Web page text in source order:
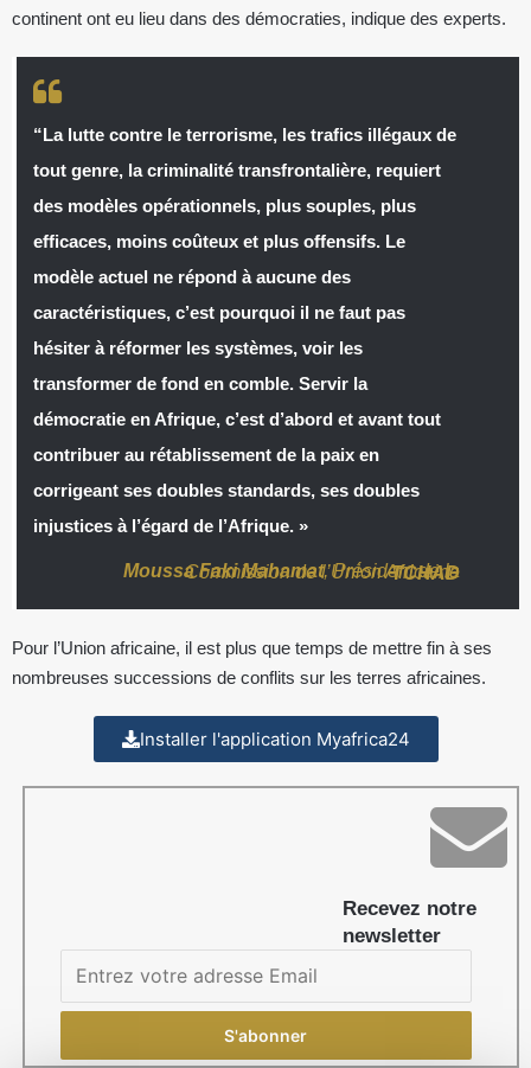
continent ont eu lieu dans des démocraties, indique des experts.
“La lutte contre le terrorisme, les trafics illégaux de
tout genre, la criminalité transfrontalière, requiert
des modèles opérationnels, plus souples, plus
efficaces, moins coûteux et plus offensifs. Le
modèle actuel ne répond à aucune des
caractéristiques, c’est pourquoi il ne faut pas
hésiter à réformer les systèmes, voir les
transformer de fond en comble. Servir la
démocratie en Afrique, c’est d’abord et avant tout
contribuer au rétablissement de la paix en
corrigeant ses doubles standards, ses doubles
injustices à l’égard de l’Afrique. »
Moussa Faki Mahamat
, Président de la Commission de l’Union Africaine
TCHAD
Pour l’Union africaine, il est plus que temps de mettre fin à ses
nombreuses successions de conflits sur les terres africaines.
Installer l'application Myafrica24
Recevez notre
newsletter